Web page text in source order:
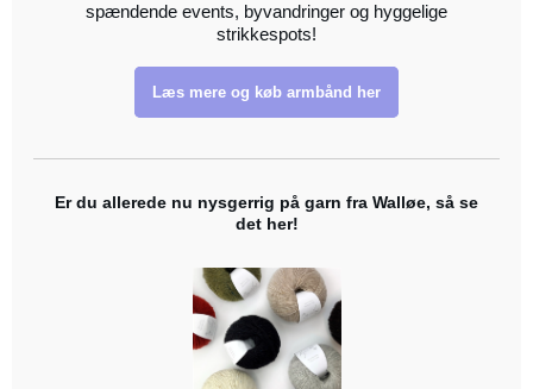
spændende events, byvandringer og hyggelige
strikkespots!
Læs mere og køb armbånd her
Er du allerede nu nysgerrig på garn fra Walløe, så se
det her!